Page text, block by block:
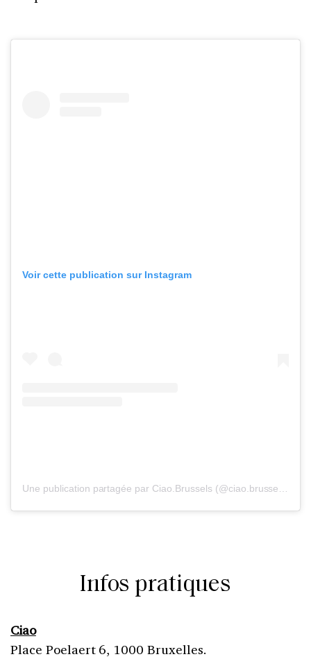
Voir cette publication sur Instagram
Une publication partagée par Ciao.Brussels (@ciao.brussels)
Infos pratiques
Ciao
Place Poelaert 6, 1000 Bruxelles.